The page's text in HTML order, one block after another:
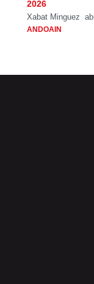
2026
Xabat Minguez
ANDOAIN